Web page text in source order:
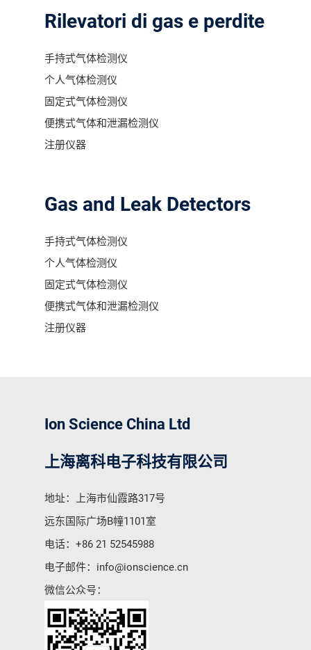
Rilevatori di gas e perdite
手持式气体检测仪
个人气体检测仪
固定式气体检测仪
便携式气体和泄漏检测仪
注册仪器
Gas and Leak Detectors
手持式气体检测仪
个人气体检测仪
固定式气体检测仪
便携式气体和泄漏检测仪
注册仪器
Ion Science China Ltd
上海离科电子科技有限公司
地址：上海市仙霞路317号
远东国际广场B幢1101室
电话： +86 21 52545988
电子邮件： info@ionscience.cn
微信公众号：